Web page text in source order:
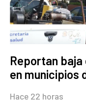
Reportan baja
en municipios
Hace 22 horas